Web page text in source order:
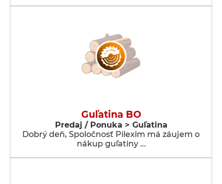
Guľatina BO
Predaj / Ponuka > Guľatina
Dobrý deň, Spoločnosť Pilexim má záujem o
nákup guľatiny …